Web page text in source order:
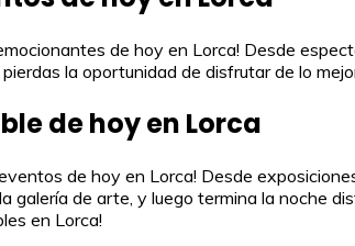
de hoy en Lorca! Desde
la oportunidad de disfrutar de lo
de hoy en Lorca
de hoy en Lorca! Desde
galería de arte, y luego termina la noche
en Lorca!